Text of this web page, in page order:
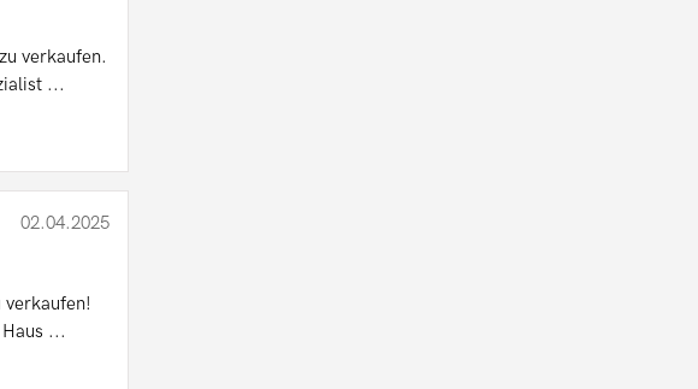
verkaufen.
...
02.04.2025
verkaufen!
...